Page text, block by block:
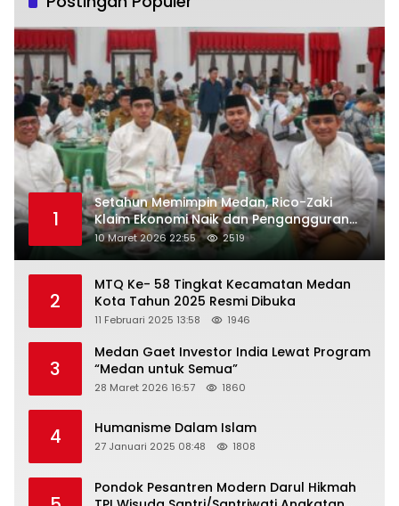
1
Setahun Memimpin Medan, Rico-Zaki
Klaim Ekonomi Naik dan Pengangguran
Turun
10 Maret 2026 22:55 2519
2
MTQ Ke- 58 Tingkat Kecamatan Medan
Kota Tahun 2025 Resmi Dibuka
11 Februari 2025 13:58 1946
3
Medan Gaet Investor India Lewat Program
“Medan untuk Semua”
28 Maret 2026 16:57 1860
4 Humanisme Dalam Islam
27 Januari 2025 08:48 1808
Pondok Pesantren Modern Darul Hikmah